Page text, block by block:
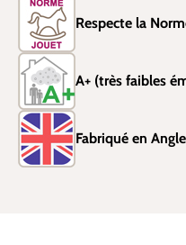
Respecte la
A+ (très faibles
Fabriqué en